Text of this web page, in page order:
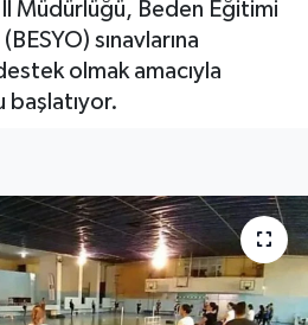
Müdürlüğü, Beden Eğitimi
sınavlarına
olmak amacıyla
başlatıyor.